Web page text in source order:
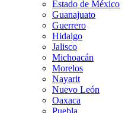
Estado de México
Guanajuato
Guerrero
Hidalgo
Jalisco
Michoacán
Morelos
Nayarit
Nuevo León
Oaxaca
Puebla